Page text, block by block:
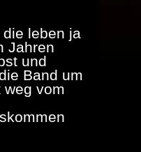
leben ja
Jahren
und
Band um
weg vom